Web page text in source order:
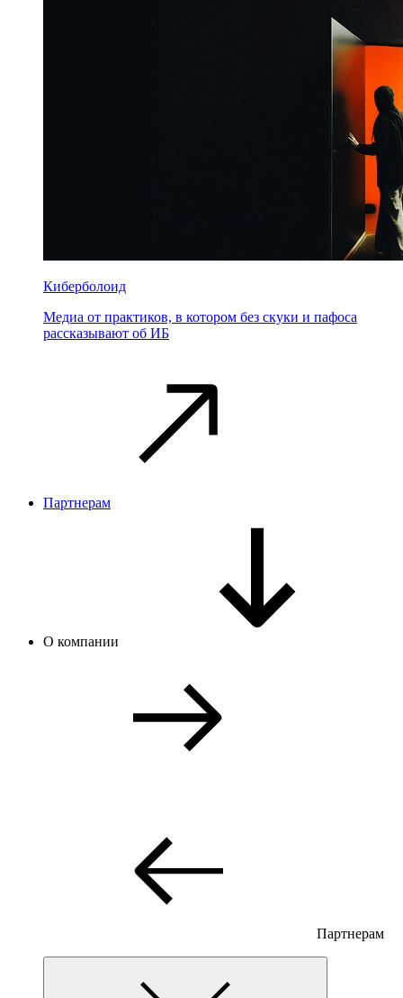
Киберболоид
Медиа от практиков, в котором без скуки и пафоса
рассказывают об ИБ
Партнерам
О компании
Партнерам